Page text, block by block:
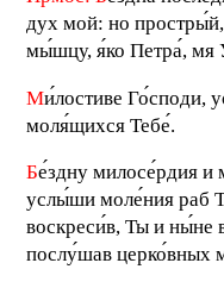
дух мой: но
мы́шцу, я́ко Петра́, мя
Ми́лостиве Го́споди,
моля́щихся Тебе́.
Бе́здну милосе́рдия
услы́ши моле́ния раб
воскреси́в, Ты и ны́не
послу́шав церко́вных